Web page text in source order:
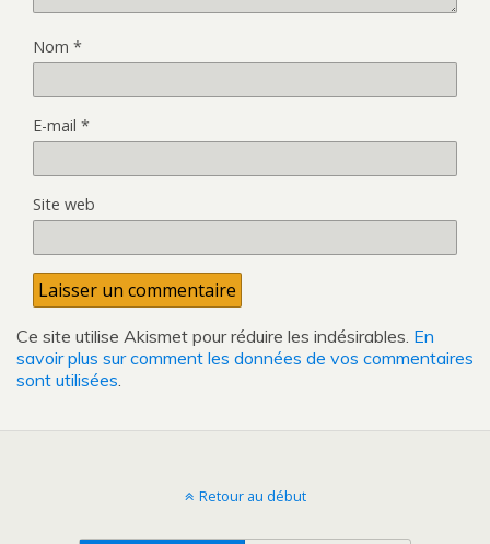
Nom *
E-mail *
Site web
Ce site utilise Akismet pour réduire les indésirables. En
savoir plus sur comment les données de vos commentaires
sont utilisées
Retour au début